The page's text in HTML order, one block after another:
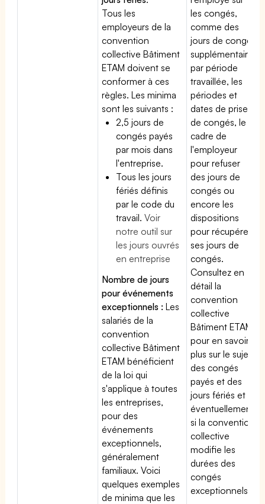
Tous les
employeurs de la
convention
collective Bâtiment
ETAM doivent se
conformer à ces
règles. Les minima
sont les suivants :
2,5 jours de
congés payés
par mois dans
l'entreprise.
Tous les jours
fériés définis
par le code du
travail.Voir
notre outil sur
les jours ouvrés
en entreprise
Nombre de jours
pour événements
exceptionnels : Les
salariés de la
convention
collective Bâtiment
ETAM bénéficient
de la loi qui
s'applique à toutes
les entreprises,
pour des
événements
exceptionnels,
généralement
familiaux. Voici
quelques exemples
de minima que les
les congés,
comme des
jours de congé
supplémentaires
par période
travaillée, les
périodes et
dates de prise
de congés, le
cadre de
l'employeur
pour refuser
des jours de
congés ou
encore les
dispositions
pour récupérer
ses jours de
congés.
Consultez en
détail la
convention
collective
Bâtiment ETAM
pour en savoir
plus sur le sujet
des congés
payés et des
jours fériés et
éventuellement
si la convention
collective
modifie les
durées des
congés
exceptionnels.